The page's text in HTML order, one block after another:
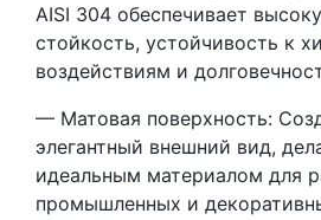
AISI 304 обеспечивает
стойкость, устойчивость к
воздействиям и
— Матовая поверхность:
элегантный внешний вид,
идеальным материалом для
промышленных и